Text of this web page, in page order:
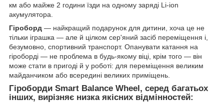
км або майже 2 години їзди на одному заряді Li-ion
акумулятора.
Гіроборд — найкращий подарунок для дитини, хоча це не
тільки іграшка — але й цілком сер'яний засіб переміщення і,
безумовно, спортивний транспорт. Опанувати катання на
гіроборді — не проблема в будь-якому віці, крім того — він
може стати в пригоді й у роботі: для переміщення великим
майданчиком або всередині великих приміщень.
Гіроборди Smart Balance Wheel, серед багатьох
інших, вирізняє низка якісних відмінностей: